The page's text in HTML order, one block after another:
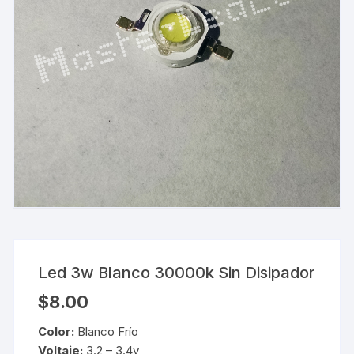
Led 3w Blanco 30000k Sin Disipador
$8.00
Color: Blanco Frío
Voltaje: 3.2 – 3.4v